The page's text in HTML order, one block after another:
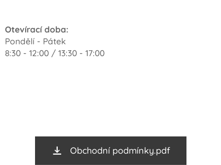
Otevírací doba:
Pondělí - Pátek
8:30 - 12:00 / 13:30 - 17:00
Obchodní podmínky.pdf